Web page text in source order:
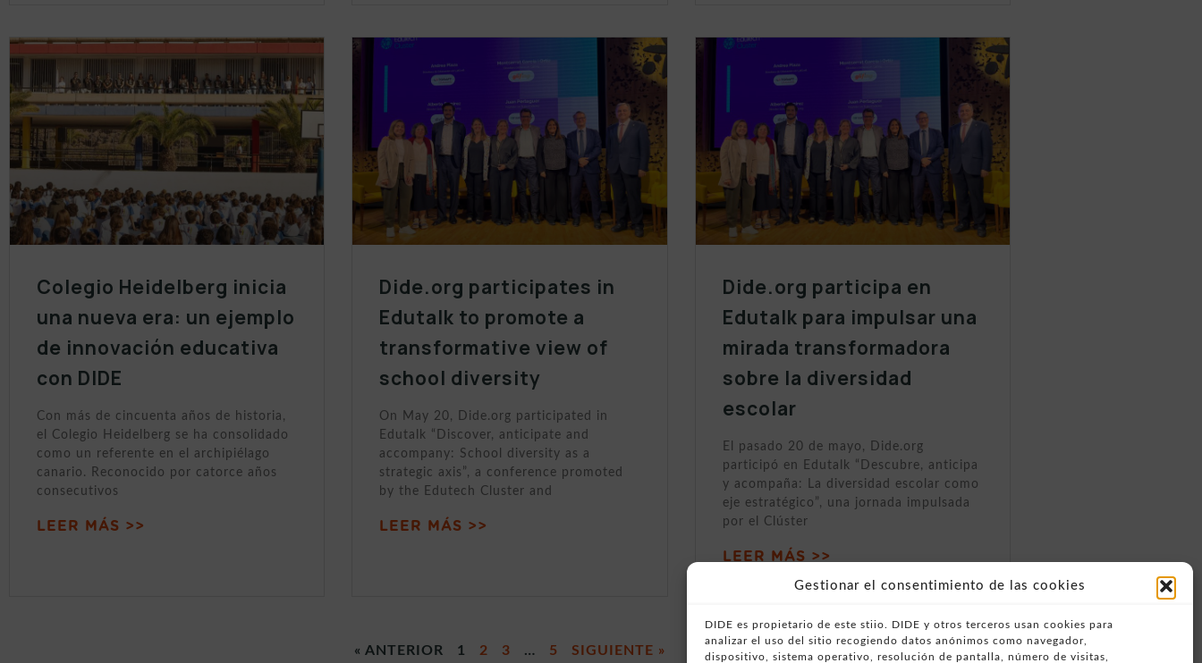
Gestionar el consentimiento de las cookies
DIDE es propietario de este stiio. DIDE y otros terceros usan cookies para
analizar el uso del sitio recogiendo datos anónimos como navegador,
dispositivo, sistema operativo, resolución de pantalla, número de visitas,
Colegio Heidelberg inicia
una nueva era: un ejemplo
de innovación educativa
con DIDE
Con más de cincuenta años de historia,
el Colegio Heidelberg se ha consolidado
como un referente en el archipiélago
canario. Reconocido por catorce años
consecutivos
LEER MÁS >>
Dide.org participates in
Edutalk to promote a
transformative view of
school diversity
On May 20, Dide.org participated in
Edutalk “Discover, anticipate and
accompany: School diversity as a
strategic axis”, a conference promoted
by the Edutech Cluster and
LEER MÁS >>
Dide.org participa en
Edutalk para impulsar una
mirada transformadora
sobre la diversidad
escolar
El pasado 20 de mayo, Dide.org
participó en Edutalk “Descubre, anticipa
y acompaña: La diversidad escolar como
eje estratégico”, una jornada impulsada
por el Clúster
LEER MÁS >>
« ANTERIOR 1 2 3 … 5 SIGUIENTE »